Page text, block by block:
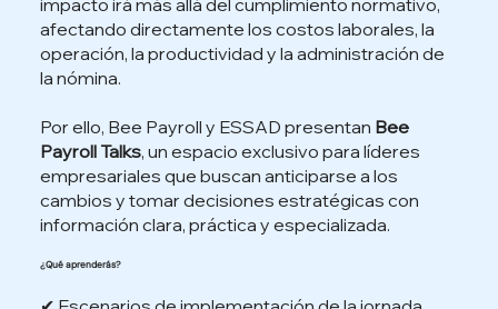
impacto irá más allá del cumplimiento normativo,
afectando directamente los costos laborales, la
operación, la productividad y la administración de
la nómina.
Por ello, Bee Payroll y ESSAD presentan Bee
Payroll Talks, un espacio exclusivo para líderes
empresariales que buscan anticiparse a los
cambios y tomar decisiones estratégicas con
información clara, práctica y especializada.
¿Qué aprenderás?